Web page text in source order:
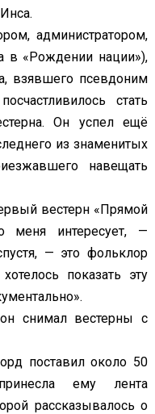
администратором,
в «Рождении нации»),
взявшего псевдоним
стать
Он успел ещё
из знаменитых
навещать
вестерн «Прямой
меня интересует, —
— это фольклор
показать эту
снимал вестерны с
поставил около 50
ему лента
рассказывалось о